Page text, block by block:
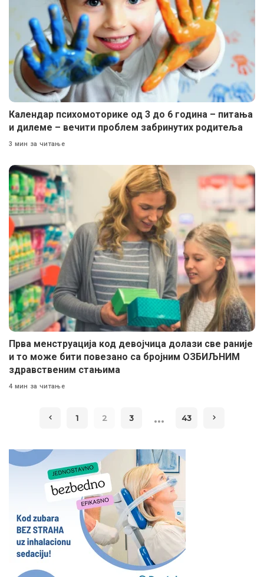
Календар психомоторике од 3 до 6 година – питања
и дилеме – вечити проблем забринутих родитеља
3 мин за читање
Прва менструација код девојчица долази све раније
и то може бити повезано са бројним ОЗБИЉНИМ
здравственим стањима
4 мин за читање
1 2 3 … 43